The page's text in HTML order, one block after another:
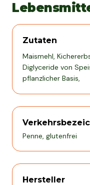
Zutaten
Maismehl,
Diglyceride von
pflanzlicher Basis,
Penne, glutenfrei
Hersteller